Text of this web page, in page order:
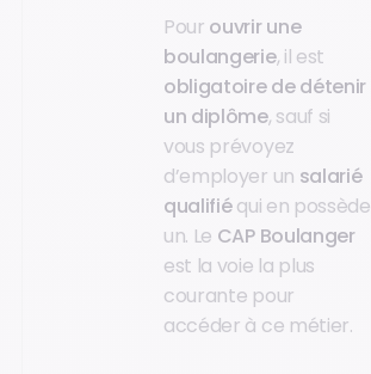
Pour ouvrir une
boulangerie, il est
obligatoire de détenir
un diplôme, sauf si
vous prévoyez
d’employer un salarié
qualifiéqui en possède
un. Le CAP Boulanger
est la voie la plus
courante pour
accéder à ce métier.